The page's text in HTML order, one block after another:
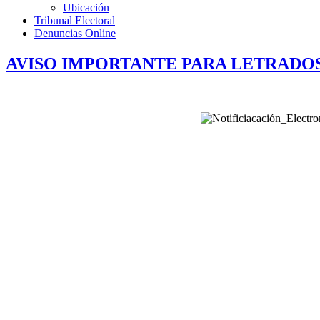
Ubicación
Tribunal Electoral
Denuncias Online
AVISO IMPORTANTE PARA